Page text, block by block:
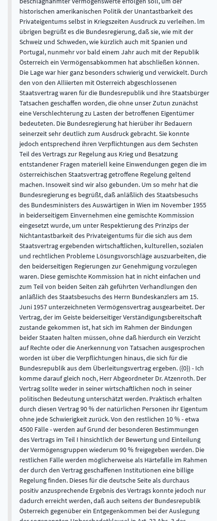
historischen amerikanischen Politik der Unantastbarkeit des
Privateigentums selbst in Kriegszeiten Ausdruck zu verleihen. lm
übrigen begrüßt es die Bundesregierung, daß sie, wie mit der
Schweiz und Schweden, wie kürzlich auch mit Spanien und
Portugal, nunmehr vor bald einem Jahr auch mit der Republik
Österreich ein Vermögensabkommen hat abschließen können.
Die Lage war hier ganz besonders schwierig und verwickelt. Durch
den von den Alliierten mit Osterreich abgeschlossenen
Staatsvertrag waren für die Bundesrepublik und ihre Staatsbürger
Tatsachen geschaffen worden, die ohne unser Zutun zunächst
eine Verschlechterung zu Lasten der betroffenen Eigentümer
bedeuteten. Die Bundesregierung hat hierüber ihr Bedauern
seinerzeit sehr deutlich zum Ausdruck gebracht. Sie konnte
jedoch entsprechend ihren Verpflichtungen aus dem Sechsten
Teil des Vertrags zur Regelung aus Krieg und Besatzung
entstandener Fragen materiell keine Einwendungen gegen die im
österreichischen Staatsvertrag getroffene Regelung geltend
machen. Insoweit sind wir also gebunden. Um so mehr hat die
Bundesregierung es begrüßt, daß anläßlich des Staatsbesuchs
des Bundesministers des Auswärtigen in Wien im November 1955
in beiderseitigem Einvernehmen eine gemischte Kommission
eingesetzt wurde, um unter Respektierung des Prinzips der
Nichtantastbarkeit des Privateigentums für die sich aus dem
Staatsvertrag ergebenden wirtschaftlichen, kulturellen, sozialen
und rechtlichen Probleme Lösungsvorschläge auszuarbeiten, die
den beiderseitigen Regierungen zur Genehmigung vorzulegen
waren. Diese gemischte Kommission hat in nicht einfachen und
zum Teil von beiden Seiten zäh geführten Verhandlungen den
anläßlich des Staatsbesuchs des Herrn Bundeskanzlers am 15.
Juni 1957 unterzeichneten Vermögensvertrag ausgearbeitet. Der
Vertrag, der im Geiste beiderseitiger Verständigungsbereitschaft
zustande gekommen ist, hat sich im Rahmen der Bindungen
beider Staaten halten müssen, ohne daß hierdurch ein Verzicht
auf Rechte oder die Anerkennung von Tatsachen ausgesprochen
worden ist über die Verpflichtungen hinaus, die sich für die
Bundesrepublik aus dem Überleitungsvertrag ergeben. ({0}) - Ich
komme darauf gleich noch, Herr Abgeordneter Dr. Atzenroth. Der
Vertrag sollte weder in seiner wirtschaftlichen noch in seiner
politischen Bedeutung unterschätzt werden. Praktisch erhalten
durch diesen Vertrag 90 % der natürlichen Personen ihr Eigentum
ohne jede Schwierigkeit zurück. Von den restlichen 10 % - etwa
4500 Fälle - werden auf Grund der besonderen Bestimmungen
des Vertrags im Teil I hinsichtlich der Bewertung und Einteilung
der Vermögensgruppen wiederum 90 % freigegeben werden. Die
restlichen Fälle werden möglicherweise als Härtefälle im Rahmen
der durch den Vertrag geschaffenen Institutionen eine billige
Regelung finden. Dieses für die deutsche Seite als durchaus
positiv anzusprechende Ergebnis des Vertrags konnte jedoch nur
dadurch erreicht werden, daß auch seitens der Bundesrepublik
Österreich gegenüber ein Entgegenkommen bei der Auslegung